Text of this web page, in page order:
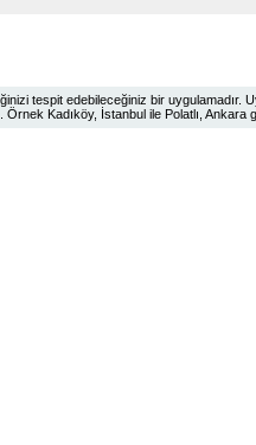
tespit edebileceğiniz bir
Kadıköy, İstanbul ile Polatlı, Ankara